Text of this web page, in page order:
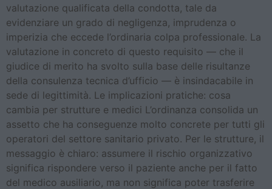
valutazione qualificata della condotta, tale da
evidenziare un grado di negligenza, imprudenza o
imperizia che eccede l’ordinaria colpa professionale. La
valutazione in concreto di questo requisito — che il
giudice di merito ha svolto sulla base delle risultanze
della consulenza tecnica d’ufficio — è insindacabile in
sede di legittimità. Le implicazioni pratiche: cosa
cambia per strutture e medici L’ordinanza consolida un
assetto che ha conseguenze molto concrete per tutti gli
operatori del settore sanitario privato. Per le strutture, il
messaggio è chiaro: assumere il rischio organizzativo
significa rispondere verso il paziente anche per il fatto
del medico ausiliario, ma non significa poter trasferire